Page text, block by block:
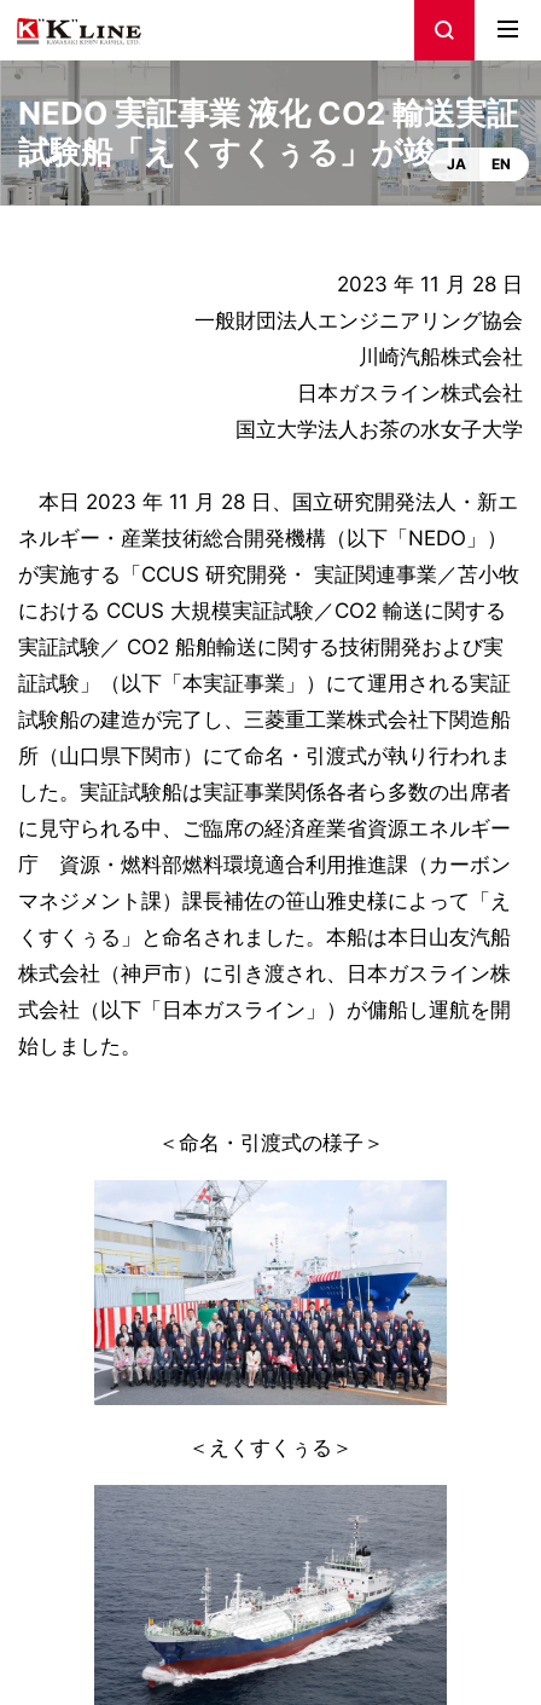
NEDO 実証事業 液化 CO2 輸送実証
試験船「えくすくぅる」が竣工
JA EN
2023 年 11 月 28 日
一般財団法人エンジニアリング協会
川崎汽船株式会社
日本ガスライン株式会社
国立大学法人お茶の水女子大学
本日 2023 年 11 月 28 日、国立研究開発法人・新エ
ネルギー・産業技術総合開発機構（以下「NEDO」）
が実施する「CCUS 研究開発・ 実証関連事業／苫小牧
における CCUS 大規模実証試験／CO2 輸送に関する
実証試験／ CO2 船舶輸送に関する技術開発および実
証試験」（以下「本実証事業」）にて運用される実証
試験船の建造が完了し、三菱重工業株式会社下関造船
所（山口県下関市）にて命名・引渡式が執り行われま
した。実証試験船は実証事業関係各者ら多数の出席者
に見守られる中、ご臨席の経済産業省資源エネルギー
庁 資源・燃料部燃料環境適合利用推進課（カーボン
マネジメント課）課長補佐の笹山雅史様によって「え
くすくぅる」と命名されました。本船は本日山友汽船
株式会社（神戸市）に引き渡され、日本ガスライン株
式会社（以下「日本ガスライン」）が傭船し運航を開
始しました。
＜命名・引渡式の様子＞
＜えくすくぅる＞